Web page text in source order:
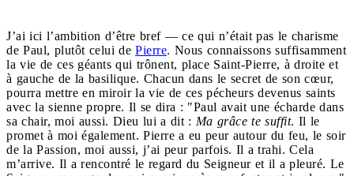
J’ai ici l’ambition d’être bref — ce qui n’était pas le charisme
de Paul, plutôt celui de Pierre. Nous connaissons suffisamment
la vie de ces géants qui trônent, place Saint-Pierre, à droite et
à gauche de la basilique. Chacun dans le secret de son cœur,
pourra mettre en miroir la vie de ces pécheurs devenus saints
avec la sienne propre. Il se dira : "Paul avait une écharde dans
sa chair, moi aussi. Dieu lui a dit : Ma grâce te suffit. Il le
promet à moi également. Pierre a eu peur autour du feu, le soir
de la Passion, moi aussi, j’ai peur parfois. Il a trahi. Cela
m’arrive. Il a rencontré le regard du Seigneur et il a pleuré. Le